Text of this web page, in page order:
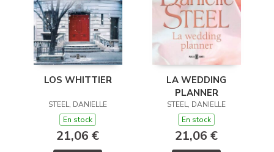
LOS WHITTIER
STEEL, DANIELLE
En stock
21,06 €
LA WEDDING
PLANNER
STEEL, DANIELLE
En stock
21,06 €